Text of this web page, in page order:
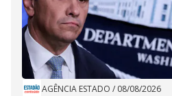
AGÊNCIA ESTADO / 08/08/2026